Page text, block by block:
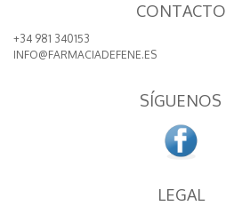
CONTACTO
+34 981 340153
INFO@FARMACIADEFENE.ES
SÍGUENOS
LEGAL